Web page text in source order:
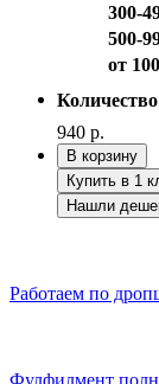
300-
500-
от
Количество
940 р.
В корзину
Купить в 1
Нашли
Работаем по